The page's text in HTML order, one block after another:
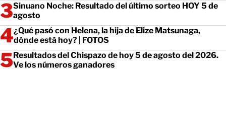
Sinuano Noche: Resultado del último sorteo HOY 5 de
agosto
¿Qué pasó con Helena, la hija de Elize Matsunaga,
dónde está hoy? | FOTOS
Resultados del Chispazo de hoy 5 de agosto del 2026.
Ve los números ganadores